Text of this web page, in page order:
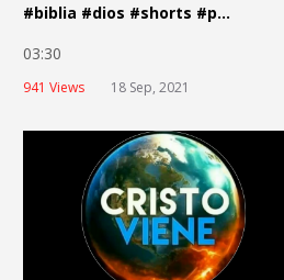
#biblia #dios #shorts #p...
03:30
941 Views 18 Sep, 2021